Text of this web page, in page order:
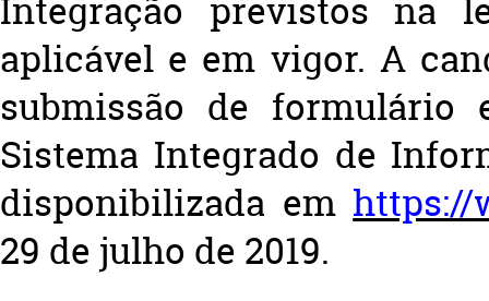
Integração previstos na
aplicável e em vigor. A
submissão de formulário
Sistema Integrado de
disponibilizada em https://
29 de julho de 2019.